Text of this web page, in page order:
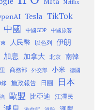
Netflix
Tesla TikTok
中國 中國GDP 中國旅客
人民幣 以色列 伊朗
加息 加拿大 北京
南韓
商務部 外交部 小米 德國
條 施政報告 日圓 日本
歐盟 比亞迪 江澤民